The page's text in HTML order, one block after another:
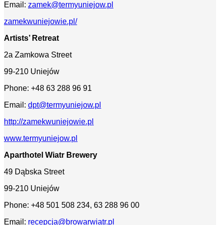
Email: zamek@termyuniejow.pl
zamekwuniejowie.pl/
Artists’ Retreat
2a Zamkowa Street
99-210 Uniejów
Phone: +48 63 288 96 91
Email: dpt@termyuniejow.pl
http://zamekwuniejowie.pl
www.termyuniejow.pl
Aparthotel Wiatr Brewery
49 Dąbska Street
99-210 Uniejów
Phone: +48 501 508 234, 63 288 96 00
Email: recepcja@browarwiatr.pl